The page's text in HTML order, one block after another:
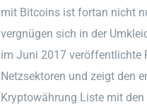
mit Bitcoins ist fortan nicht
vergnügen sich in der
im Juni 2017 veröffentlichte
Netzsektoren und zeigt den
Kryptowährung Liste mit